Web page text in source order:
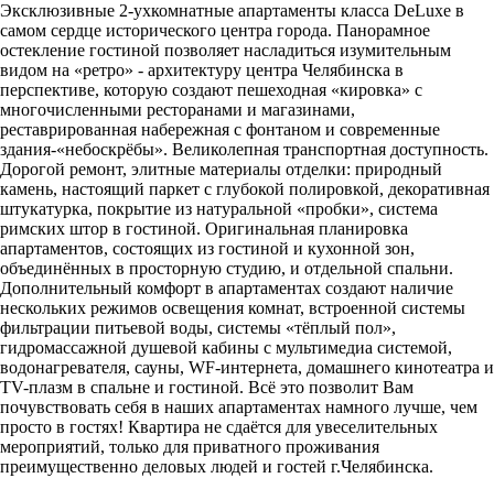
Эксклюзивные 2-ухкомнатные апартаменты класса DeLuxe в
самом сердце исторического центра города. Панорамное
остекление гостиной позволяет насладиться изумительным
видом на «ретро» - архитектуру центра Челябинска в
перспективе, которую создают пешеходная «кировка» с
многочисленными ресторанами и магазинами,
реставрированная набережная с фонтаном и современные
здания-«небоскрёбы». Великолепная транспортная доступность.
Дорогой ремонт, элитные материалы отделки: природный
камень, настоящий паркет с глубокой полировкой, декоративная
штукатурка, покрытие из натуральной «пробки», система
римских штор в гостиной. Оригинальная планировка
апартаментов, состоящих из гостиной и кухонной зон,
объединённых в просторную студию, и отдельной спальни.
Дополнительный комфорт в апартаментах создают наличие
нескольких режимов освещения комнат, встроенной системы
фильтрации питьевой воды, системы «тёплый пол»,
гидромассажной душевой кабины с мультимедиа системой,
водонагревателя, сауны, WF-интернета, домашнего кинотеатра и
TV-плазм в спальне и гостиной. Всё это позволит Вам
почувствовать себя в наших апартаментах намного лучше, чем
просто в гостях! Квартира не сдаётся для увеселительных
мероприятий, только для приватного проживания
преимущественно деловых людей и гостей г.Челябинска.